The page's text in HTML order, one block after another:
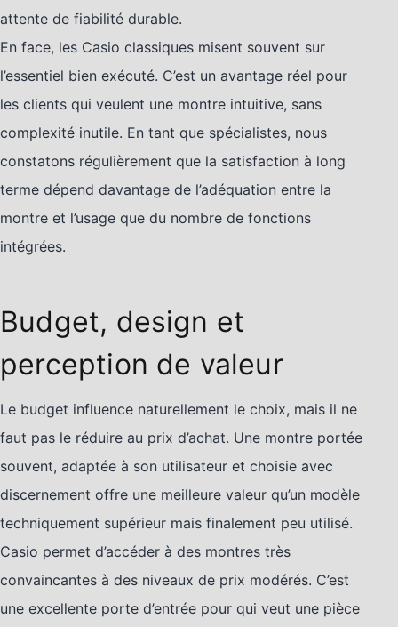
attente de fiabilité durable.
En face, les Casio classiques misent souvent sur
l’essentiel bien exécuté. C’est un avantage réel pour
les clients qui veulent une montre intuitive, sans
complexité inutile. En tant que spécialistes, nous
constatons régulièrement que la satisfaction à long
terme dépend davantage de l’adéquation entre la
montre et l’usage que du nombre de fonctions
intégrées.
Budget, design et
perception de valeur
Le budget influence naturellement le choix, mais il ne
faut pas le réduire au prix d’achat. Une montre portée
souvent, adaptée à son utilisateur et choisie avec
discernement offre une meilleure valeur qu’un modèle
techniquement supérieur mais finalement peu utilisé.
Casio permet d’accéder à des montres très
convaincantes à des niveaux de prix modérés. C’est
une excellente porte d’entrée pour qui veut une pièce